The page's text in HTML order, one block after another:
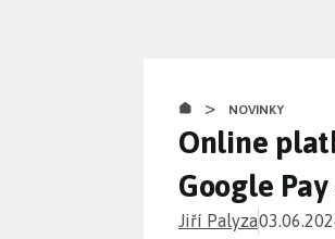
> NOVINKY
Online
Google
Jiří Palyza